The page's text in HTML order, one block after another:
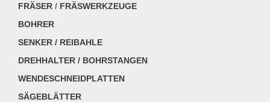
FRÄSER / FRÄSWERKZEUGE
BOHRER
SENKER / REIBAHLE
DREHHALTER / BOHRSTANGEN
WENDESCHNEIDPLATTEN
SÄGEBLÄTTER